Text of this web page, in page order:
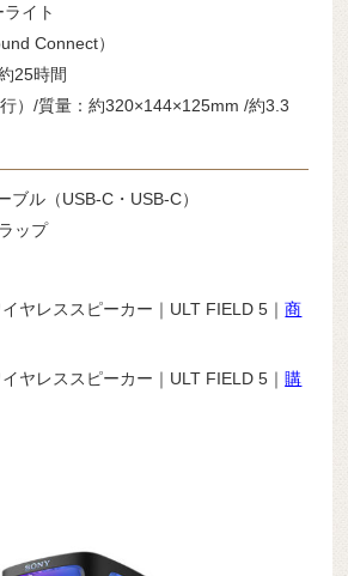
イト
Connect）
25時間
）/質量：約320×144×125mm /約3.3
ブル（USB-C・USB-C）
ップ
イヤレススピーカー｜ULT FIELD 5｜商
イヤレススピーカー｜ULT FIELD 5｜購